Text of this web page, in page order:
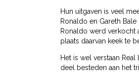
Hun uitgaven is veel
Ronaldo en Gareth Bale
Ronaldo werd verkocht
plaats daarvan keek te
Het is wel verstaan
deel besteden aan het